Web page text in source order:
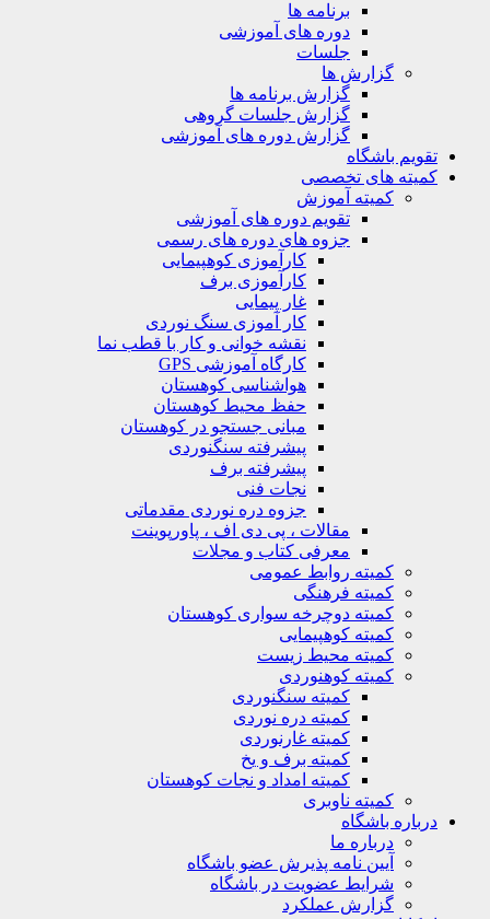
برنامه ها
دوره های آموزشی
گزارش ها
گزارش برنامه ها
گزارش جلسات گروهی
گزارش دوره های آموزشی
باشگاه
های تخصصی
کمیته آموزش
تقویم دوره های آموزشی
جزوه های دوره های رسمی
کارآموزی کوهپیمایی
کارآموزی برف
غار پیمایی
کار آموزی سنگ نوردی
نقشه خوانی و کار با قطب نما
کارگاه آموزشی GPS
هواشناسی کوهستان
حفظ محیط کوهستان
مبانی جستجو در کوهستان
پیشرفته سنگنوردی
پیشرفته برف
نجات فنی
جزوه دره نوردی مقدماتی
مقالات ، پی دی اف ، پاورپوینت
معرفی کتاب و مجلات
کمیته روابط عمومی
کمیته فرهنگی
کمیته دوچرخه سواری کوهستان
کمیته کوهپیمایی
کمیته محیط زیست
کمیته کوهنوردی
کمیته سنگنوردی
کمیته دره نوردی
کمیته غارنوردی
کمیته برف و یخ
کمیته امداد و نجات کوهستان
کمیته ناوبری
باشگاه
درباره ما
آیین نامه پذیرش عضو باشگاه
شرایط عضویت در باشگاه
گزارش عملکرد